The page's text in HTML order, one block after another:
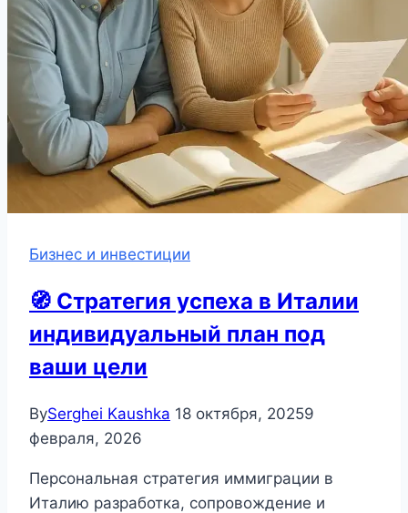
Бизнес и инвестиции
🧭 Стратегия успеха в Италии
индивидуальный план под
ваши цели
BySerghei Kaushka 18 октября, 20259
февраля, 2026
Персональная стратегия иммиграции в
Италию разработка, сопровождение и